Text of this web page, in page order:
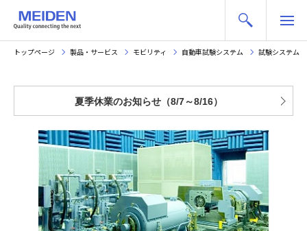
トップページ 製品・サービス モビリティ 自動車試験システム 試験システム
夏季休業のお知らせ（8/7～8/16）